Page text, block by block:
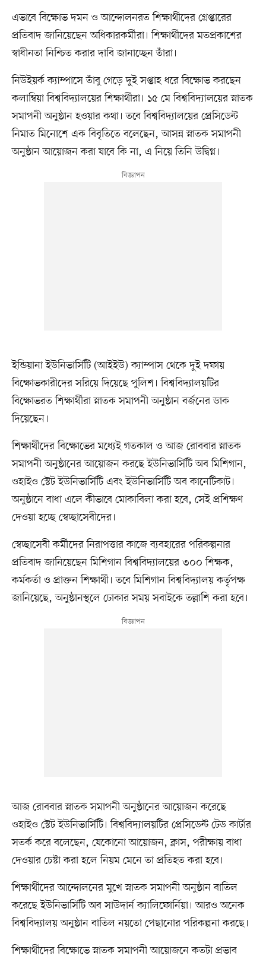
এভাবে বিক্ষোভ দমন ও আন্দোলনরত শিক্ষার্থীদের গ্রেপ্তারের
প্রতিবাদ জানিয়েছেন অধিকারকর্মীরা। শিক্ষার্থীদের মতপ্রকাশের
স্বাধীনতা নিশ্চিত করার দাবি জানাচ্ছেন তাঁরা।
নিউইয়র্ক ক্যাম্পাসে তাঁবু গেড়ে দুই সপ্তাহ ধরে বিক্ষোভ করছেন
কলাম্বিয়া বিশ্ববিদ্যালয়ের শিক্ষার্থীরা। ১৫ মে বিশ্ববিদ্যালয়ের স্নাতক
সমাপনী অনুষ্ঠান হওয়ার কথা। তবে বিশ্ববিদ্যালয়ের প্রেসিডেন্ট
নিমাত মিনোশে এক বিবৃতিতে বলেছেন, আসন্ন স্নাতক সমাপনী
অনুষ্ঠান আয়োজন করা যাবে কি না, এ নিয়ে তিনি উদ্বিগ্ন।
ইন্ডিয়ানা ইউনিভার্সিটি (আইইউ) ক্যাম্পাস থেকে দুই দফায়
বিক্ষোভকারীদের সরিয়ে দিয়েছে পুলিশ। বিশ্ববিদ্যালয়টির
বিক্ষোভরত শিক্ষার্থীরা স্নাতক সমাপনী অনুষ্ঠান বর্জনের ডাক
দিয়েছেন।
শিক্ষার্থীদের বিক্ষোভের মধ্যেই গতকাল ও আজ রোববার স্নাতক
সমাপনী অনুষ্ঠানের আয়োজন করছে ইউনিভার্সিটি অব মিশিগান,
ওহাইও স্টেট ইউনিভার্সিটি এবং ইউনিভার্সিটি অব কানেটিকাট।
অনুষ্ঠানে বাধা এলে কীভাবে মোকাবিলা করা হবে, সেই প্রশিক্ষণ
দেওয়া হচ্ছে স্বেচ্ছাসেবীদের।
স্বেচ্ছাসেবী কর্মীদের নিরাপত্তার কাজে ব্যবহারের পরিকল্পনার
প্রতিবাদ জানিয়েছেন মিশিগান বিশ্ববিদ্যালয়ের ৩০০ শিক্ষক,
কর্মকর্তা ও প্রাক্তন শিক্ষার্থী। তবে মিশিগান বিশ্ববিদ্যালয় কর্তৃপক্ষ
জানিয়েছে, অনুষ্ঠানস্থলে ঢোকার সময় সবাইকে তল্লাশি করা হবে।
আজ রোববার স্নাতক সমাপনী অনুষ্ঠানের আয়োজন করেছে
ওহাইও স্টেট ইউনিভার্সিটি। বিশ্ববিদ্যালয়টির প্রেসিডেন্ট টেড কার্টার
সতর্ক করে বলেছেন, যেকোনো আয়োজন, ক্লাস, পরীক্ষায় বাধা
দেওয়ার চেষ্টা করা হলে নিয়ম মেনে তা প্রতিহত করা হবে।
শিক্ষার্থীদের আন্দোলনের মুখে স্নাতক সমাপনী অনুষ্ঠান বাতিল
করেছে ইউনিভার্সিটি অব সাউদার্ন ক্যালিফোর্নিয়া। আরও অনেক
বিশ্ববিদ্যালয় অনুষ্ঠান বাতিল নয়তো পেছানোর পরিকল্পনা করছে।
শিক্ষার্থীদের বিক্ষোভে স্নাতক সমাপনী আয়োজনে কতটা প্রভাব